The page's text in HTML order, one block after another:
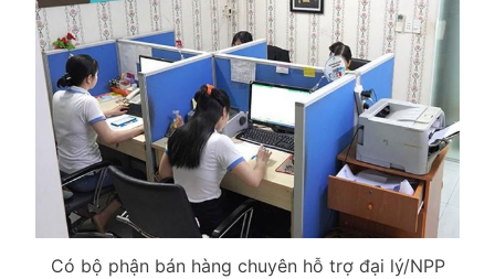
Có bộ phận bán hàng chuyên hỗ trợ đại lý/NPP